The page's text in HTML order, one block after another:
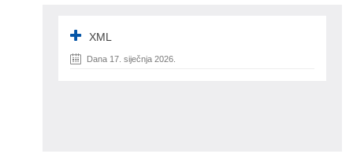
XML
Dana 17. siječnja 2026.